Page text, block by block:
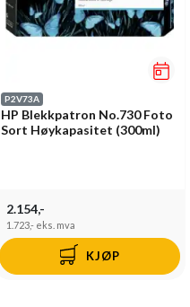
P2V73A
HP Blekkpatron No.730 Foto
Sort Høykapasitet (300ml)
2.154,-
1.723,- eks. mva
KJØP